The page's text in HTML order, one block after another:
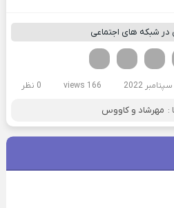
در شبکه های اجتماعی
لینکدین تویتر
فیسوک
166 views 0 نظر
: مهرشاد و کاووس